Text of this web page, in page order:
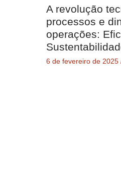
A revolução
processos e
operações:
6 de fevereiro de 2025